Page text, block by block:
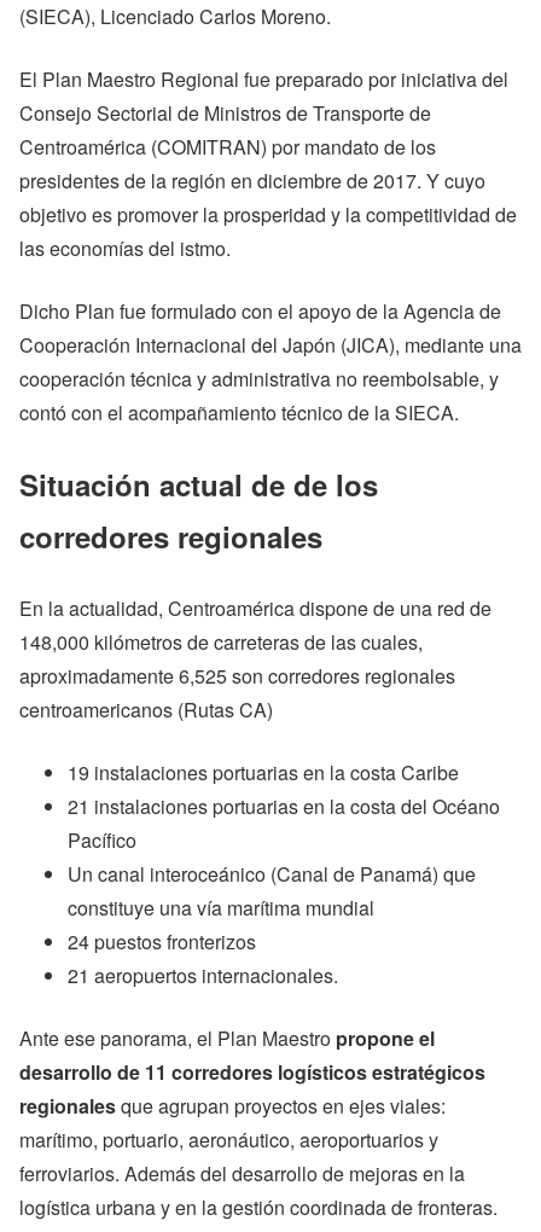
(SIECA), Licenciado Carlos Moreno.
El Plan Maestro Regional fue preparado por iniciativa del
Consejo Sectorial de Ministros de Transporte de
Centroamérica (COMITRAN) por mandato de los
presidentes de la región en diciembre de 2017. Y cuyo
objetivo es promover la prosperidad y la competitividad de
las economías del istmo.
Dicho Plan fue formulado con el apoyo de la Agencia de
Cooperación Internacional del Japón (JICA), mediante una
cooperación técnica y administrativa no reembolsable, y
contó con el acompañamiento técnico de la SIECA.
Situación actual de de los
corredores regionales
En la actualidad, Centroamérica dispone de una red de
148,000 kilómetros de carreteras de las cuales,
aproximadamente 6,525 son corredores regionales
centroamericanos (Rutas CA)
19 instalaciones portuarias en la costa Caribe
21 instalaciones portuarias en la costa del Océano
Pacífico
Un canal interoceánico (Canal de Panamá) que
constituye una vía marítima mundial
24 puestos fronterizos
21 aeropuertos internacionales.
Ante ese panorama, el Plan Maestro propone el
desarrollo de 11 corredores logísticos estratégicos
regionalesque agrupan proyectos en ejes viales:
marítimo, portuario, aeronáutico, aeroportuarios y
ferroviarios. Además del desarrollo de mejoras en la
logística urbana y en la gestión coordinada de fronteras.